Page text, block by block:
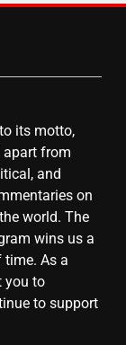
बड़ी खबरें
पर बड़ा झटका,
में आरोप
its motto,
apart from
and
on
world. The
wins us a
time. As a
you to
to support